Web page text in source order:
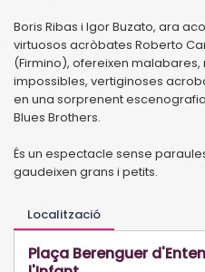
Boris Ribas i Igor Buzato, ara
virtuosos acròbates Roberto
(Firmino), ofereixen
impossibles, vertiginoses
en una sorprenent
Blues Brothers.
És un espectacle sense
gaudeixen grans i petits.
Localització
Plaça Berenguer